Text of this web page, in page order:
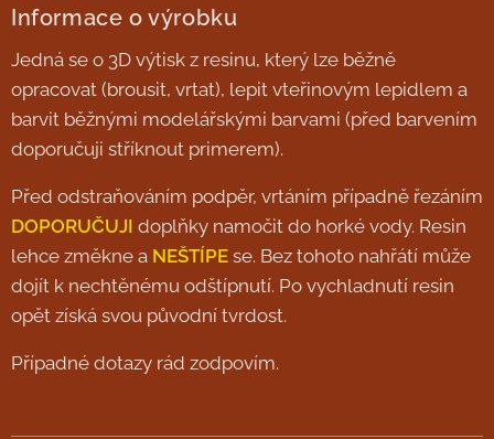
Informace o výrobku
Jedná se o 3D výtisk z resinu, který lze běžně
opracovat (brousit, vrtat), lepit vteřinovým lepidlem a
barvit běžnými modelářskými barvami (před barvením
doporučuji stříknout primerem).
Před odstraňováním podpěr, vrtáním případně řezáním
DOPORUČUJI doplňky namočit do horké vody. Resin
lehce změkne a NEŠTÍPE se. Bez tohoto nahřátí může
dojít k nechtěnému odštípnutí. Po vychladnutí resin
opět získá svou původní tvrdost.
Případné dotazy rád zodpovím.